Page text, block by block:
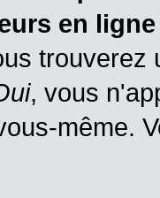
en
trouverez
, vous
même.